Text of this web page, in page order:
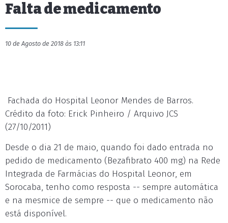
Falta de medicamento
10 de Agosto de 2018 às 13:11
Fachada do Hospital Leonor Mendes de Barros.
Crédito da foto: Erick Pinheiro / Arquivo JCS
(27/10/2011)
Desde o dia 21 de maio, quando foi dado entrada no
pedido de medicamento (Bezafibrato 400 mg) na Rede
Integrada de Farmácias do Hospital Leonor, em
Sorocaba, tenho como resposta -- sempre automática
e na mesmice de sempre -- que o medicamento não
está disponível.